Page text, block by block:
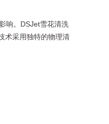
响。DSJet雪花清洗
术采用独特的物理清